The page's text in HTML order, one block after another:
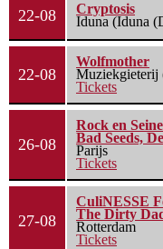
22-08
Cryptosis
Iduna (Iduna
22-08
Wolfmother
Muziekgieterij
Tickets
26-08
Rock en
Bad Seeds,
Parijs
Tickets
27-08
CuliNESSE
The Dirty
Rotterdam
Tickets